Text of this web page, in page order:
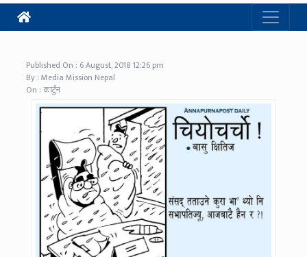
Published On : 6 August, 2018 12:26 pm
By : Media Mission Nepal
On : कार्टुन